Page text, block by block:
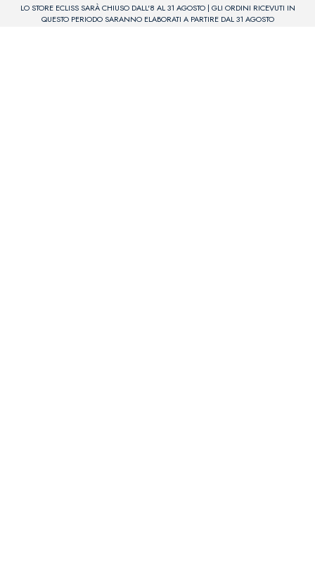
LO STORE ECLISS SARÀ CHIUSO DALL'8 AL 31 AGOSTO | GLI ORDINI RICEVUTI IN
QUESTO PERIODO SARANNO ELABORATI A PARTIRE DAL 31 AGOSTO